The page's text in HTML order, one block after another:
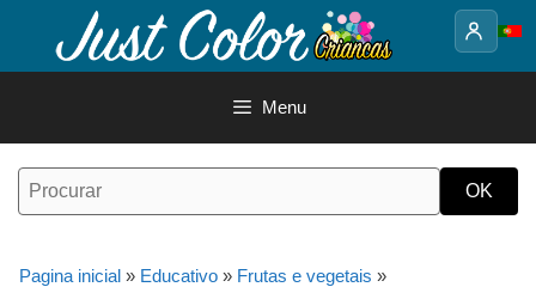
o
Menu
Pagina inicial » Educativo » Frutas e vegetais »